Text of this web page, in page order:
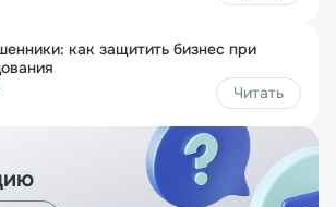
как защитить бизнес при
Читать